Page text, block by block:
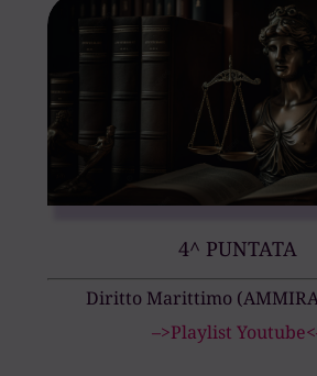
4^ PUNTATA
Diritto Marittimo
–>Playlist